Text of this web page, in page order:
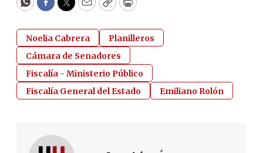
WhatsApp
Facebook
Twitter
EmailCopyPrint
Noelia Cabrera
Planilleros
Cámara de Senadores
Fiscalía - Ministerio Público
Fiscalía General del Estado
Emiliano Rolón